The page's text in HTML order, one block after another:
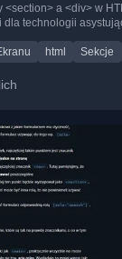
a <div> w
technologii
html Sekcje